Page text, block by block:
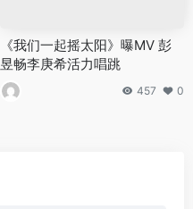
《我们一起摇太阳》曝MV 彭
昱畅李庚希活力唱跳
457 0